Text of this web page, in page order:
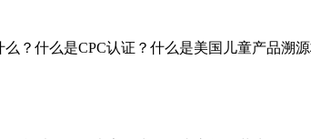
？什么是CPC认证？什么是美国儿童产品溯